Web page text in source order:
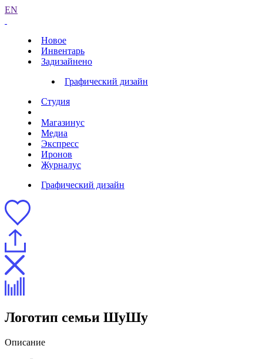
EN
Новое
Инвентарь
Задизайнено
Графический дизайн
Студия
Магазинус
Медиа
Экспресс
Иронов
Журналус
Графический дизайн
Логотип семьи ШуШу
Описание